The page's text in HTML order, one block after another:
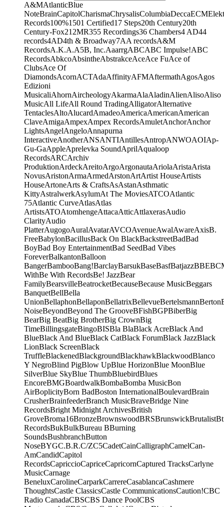
A&MAtlanticBlue
NoteBrainCapitolCharismaChrysalisColumbiaDeccaECM
Records100%1501 Certified17 Steps20th Century20th
Century-Fox21 2MR355 Recordings36 Chambers4 AD44
records4AD4th & Broadway7AA recordsA&M
RecordsA.K.A.A5B, Inc.AaarrgABCABC Impulse!ABC
RecordsAbkcoAbsintheAbstrakceAceAce FuAce of
ClubsAce Of
DiamondsAcornACTAdaAffinityAFMAftermathAgosAgos
Edizioni
MusicaliAhornAircheologyAkarmaAlaAladinAlienAlisoAliso
MusicAll LifeAll Round TradingAlligatorAlternative
TentaclesAltoAlucardAmadeoAmericaAmericanAmerican
ClaveAmigaAmpexAmpex RecordsAmuletAnchorAnchor
LightsAngelAngeloAnnapurna
InteractiveAnotherANSANTIAntillesAntropANWOAOIAp-
Gu-GaAppleAprelevka SoundAprilAqualoop
RecordsARCArchiv
ProduktionArdeckAreitoArgoArgonautaAriolaAristaArista
NovusAristonArmaArmedArstonArtArtist HouseArtists
HouseArtoneArts & CraftsAsAstanAsthmatic
KittyAstralwerkAsylumAt The MoviesATCOAtlantic
75Atlantic CurveAtlasAtlas
ArtistsATOAtomhengeAttacaAtticAttlaxerasAudio
ClarityAudio
PlatterAugogoAuralAvatarAVCOAvenueAwalAwareAxisB.
FreeBabylonBacillusBack On BlackBackstreetBadBad
BoyBad Boy EntertainmentBad SeedBad Vibes
ForeverBalkantonBalloon
BangerBambooBang!BarclayBarsukBaseBasfBatjazzBBE
WithBe With RecordsBe! JazzBear
FamilyBearsvilleBeatrocketBecauseBecause MusicBeggars
BanquetBellBella
UnionBellaphonBellaponBellatrixBellevueBertelsmannBerton
NoiseBeyondBeyond The GrooveBFishBGPBiberBig
BearBig BeatBig BrotherBig CrownBig
TimeBillingsgateBingoBISBla BlaBlack AcreBlack And
BlueBlack And BlueBlack CatBlack ForumBlack JazzBlack
LionBlack ScreenBlack
TruffleBlackenedBlackgroundBlackhawkBlackwoodBlanco
Y NegroBlind PigBlow UpBlue HorizonBlue MoonBlue
SilverBlue SkyBlue ThumbBluebirdBlues
EncoreBMGBoardwalkBombaBomba MusicBon
AirBoplicityBorn BadBoston InternationalBoulevardBrain
CrusherBrainfeederBranch MusicBraveBridge Nine
RecordsBright Midnight ArchivesBritish
GroveBroma16BronzeBrownswoodBRSBrunswickBrutalist
RecordsBukBulkBureau BBurning
SoundsBushbranchButton
NoseBYGC.B.R.C/ZC5CadetCainCalligraphCamelCan-
AmCandidCapitol
RecordsCapriccioCapriceCapricornCaptured TracksCarlyne
MusicCarnage
BeneluxCarolineCarparkCarrereCasablancaCashmere
ThoughtsCastle ClassicsCastle CommunicationsCaution!CBC
Radio CanadaCBSCBS Dance PoolCBS